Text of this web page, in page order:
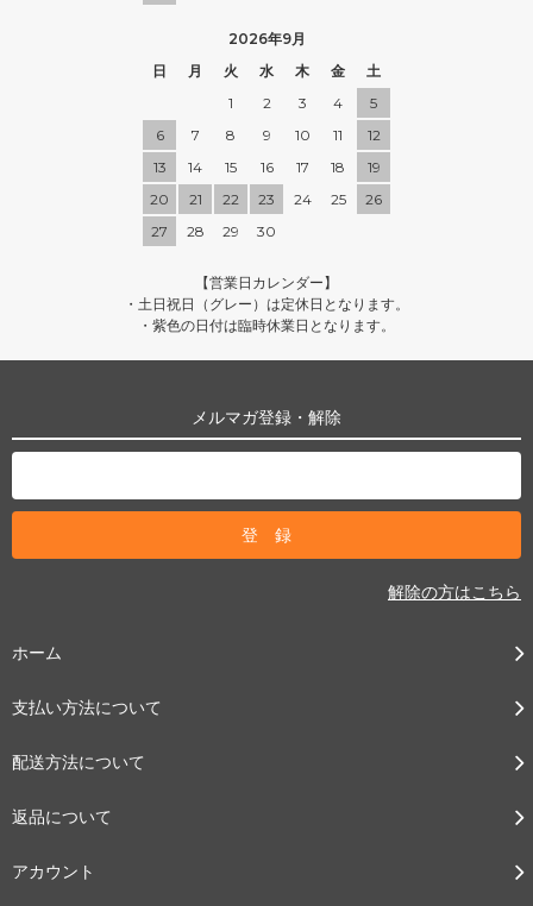
2026年9月
日
月 火 水 木 金
土
1
2 3 4
5
6
7 8 9 10 11
12
13
14 15 16 17 18
19
20
21 22 23 24 25
26
27
28 29 30
【営業日カレンダー】
・土日祝日（グレー）は定休日となります。
・紫色の日付は臨時休業日となります。
メルマガ登録・解除
解除の方はこちら
ホーム
支払い方法について
配送方法について
返品について
アカウント